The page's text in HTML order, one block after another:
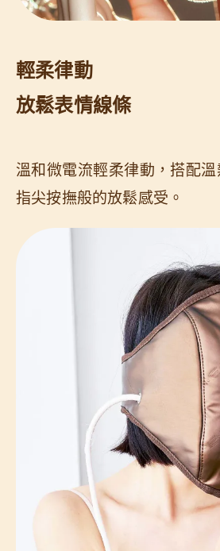
輕柔律動
放鬆表情線條
溫和微電流輕柔律動，搭配
指尖按撫般的放鬆感受。